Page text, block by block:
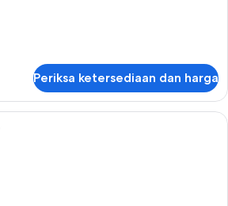
Periksa ketersediaan dan harga
Large with Paris view | Seprai